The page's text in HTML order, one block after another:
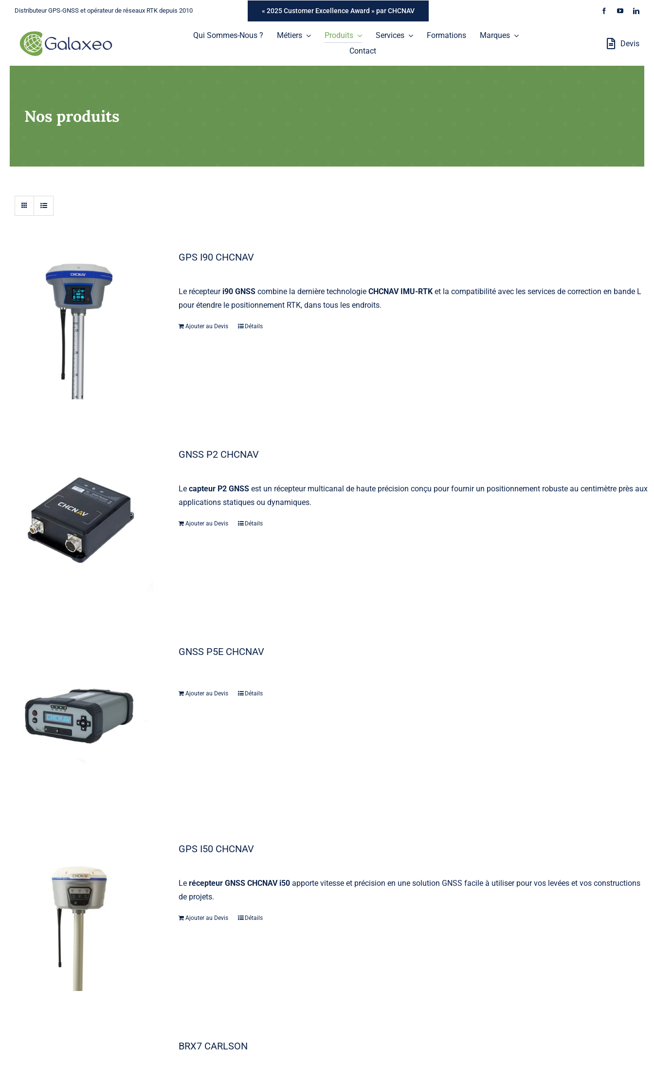
Passer
contenu
Distributeur GPS-GNSS et opérateur de réseaux RTK depuis 2010 « 2025 Customer Excellence Award » par CHCNAV
Qui Sommes-Nous ? Métiers Produits
Machine contrôle Laser
Services Formations
Marques
Contact
Devis
Nos produits
GPS I90 CHCNAV
Le récepteur i90 GNSScombine la dernière technologieCHCNAV IMU-RTK et la compatibilité avec les services de correction en bande L
pour étendre le positionnement RTK, dans tous les endroits.
Ajouter au Devis Détails
GNSS P2 CHCNAV
Lecapteur P2 GNSS est un récepteur multicanal de haute précision conçu pour fournir un positionnement robuste au centimètre près aux
applications statiques ou dynamiques.
Ajouter au Devis Détails
GNSS P5E CHCNAV
Ajouter au Devis Détails
GPS I50 CHCNAV
Le récepteur GNSS CHCNAV i50 apporte vitesse et précision en une solution GNSS facile à utiliser pour vos levées et vos constructions
de projets.
Ajouter au Devis Détails
BRX7 CARLSON